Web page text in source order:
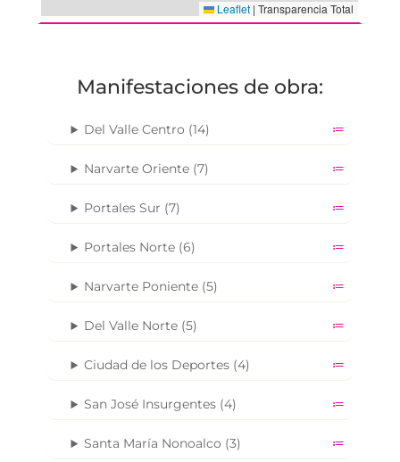
Manifestaciones de obra:
Del Valle Centro (14)
Narvarte Oriente (7)
Portales Sur (7)
Portales Norte (6)
Narvarte Poniente (5)
Del Valle Norte (5)
Ciudad de los Deportes (4)
San José Insurgentes (4)
Santa María Nonoalco (3)